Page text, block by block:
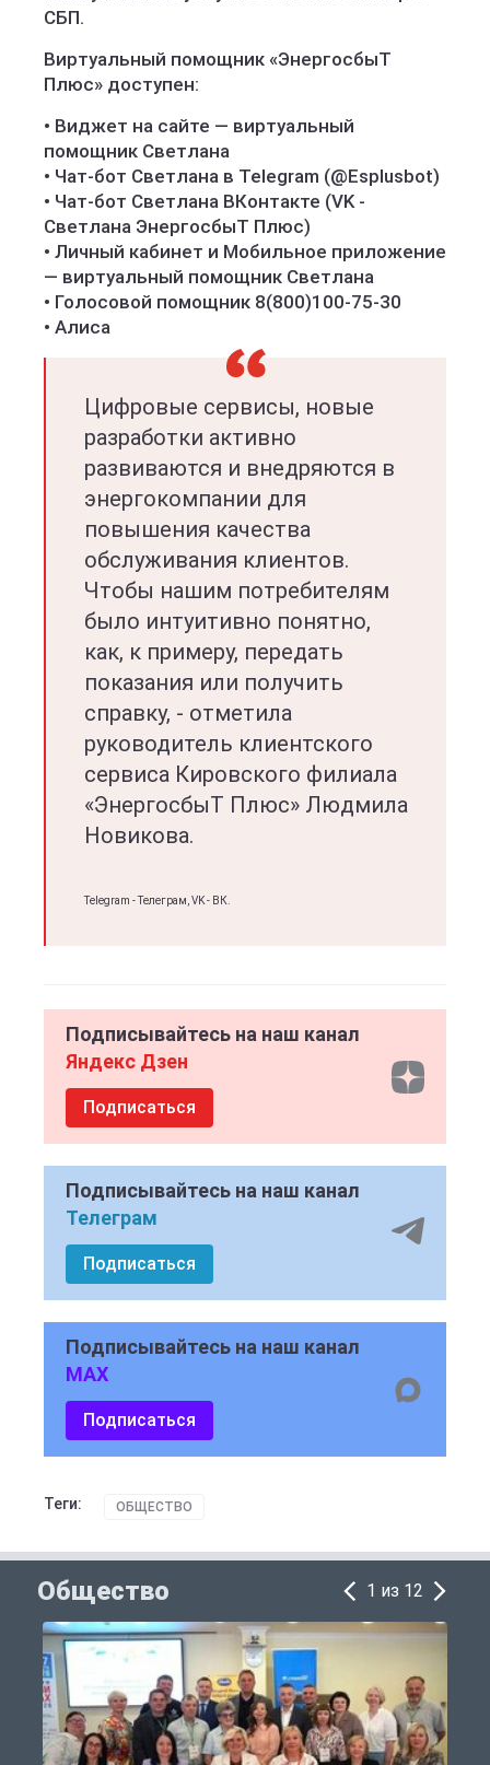
СБП.
Виртуальный помощник «ЭнергосбыТ
Плюс» доступен:
• Виджет на сайте — виртуальный
помощник Светлана
• Чат-бот Светлана в Telegram (@Esplusbot)
• Чат-бот Светлана ВКонтакте (VK -
Светлана ЭнергосбыТ Плюс)
• Личный кабинет и Мобильное приложение
— виртуальный помощник Светлана
• Голосовой помощник 8(800)100-75-30
• Алиса
Цифровые сервисы, новые
разработки активно
развиваются и внедряются в
энергокомпании для
повышения качества
обслуживания клиентов.
Чтобы нашим потребителям
было интуитивно понятно,
как, к примеру, передать
показания или получить
справку, - отметила
руководитель клиентского
сервиса Кировского филиала
«ЭнергосбыТ Плюс» Людмила
Новикова.
Telegram - Телеграм, VK - ВК.
Подписывайтесь на наш канал
Яндекс Дзен
Подписаться
Подписывайтесь на наш канал
Телеграм
Подписаться
Подписывайтесь на наш канал
MAX
Подписаться
Теги: ОБЩЕСТВО
Общество 1 из 12